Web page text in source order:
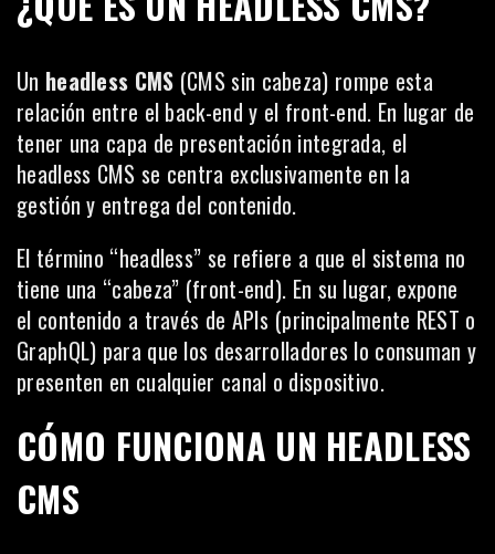
Un headless CMS (CMS sin cabeza) rompe esta
relación entre el back-end y el front-end. En lugar de
tener una capa de presentación integrada, el
headless CMS se centra exclusivamente en la
gestión y entrega del contenido.
El término “headless” se refiere a que el sistema no
tiene una “cabeza” (front-end). En su lugar, expone
el contenido a través de APIs (principalmente REST o
GraphQL) para que los desarrolladores lo consuman y
presenten en cualquier canal o dispositivo.
CÓMO FUNCIONA UN HEADLESS
CMS